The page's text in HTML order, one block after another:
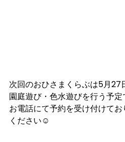
次回のおひさまくらぶは5月27
園庭遊び・色水遊びを行う予定
お電話にて予約を受け付けて
ください☺️